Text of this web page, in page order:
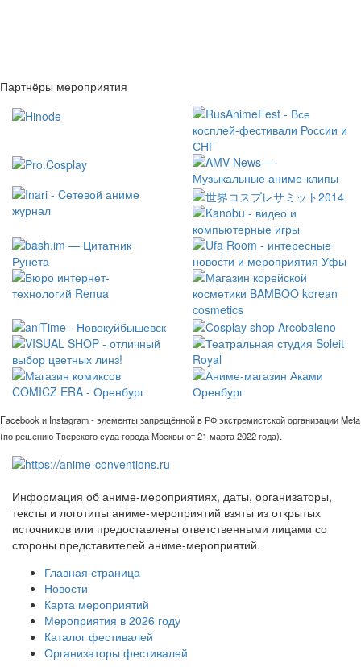
Партнёры мероприятия
Facebook и Instagram - элементы запрещённой в РФ экстремистской организации Meta
(по решению Тверского суда города Москвы от 21 марта 2022 года).
Информация об аниме-мероприятиях, даты, организаторы,
тексты и логотипы аниме-мероприятий взяты из открытых
источников или предоставлены ответственными лицами со
стороны представителей аниме-мероприятий.
Главная страница
Новости
Карта мероприятий
Мероприятия в 2026 году
Каталог фестивалей
Организаторы фестивалей